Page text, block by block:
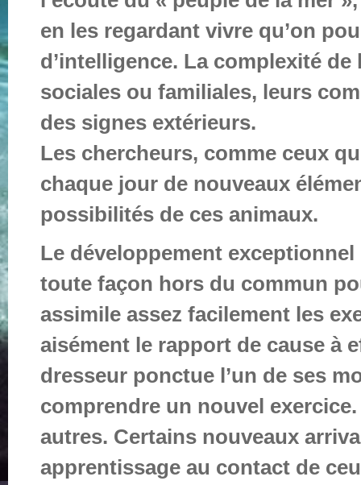
en les regardant vivre qu’on
d’intelligence. La complexité
sociales ou familiales, leurs
des signes extérieurs.
Les chercheurs, comme ceux
chaque jour de nouveaux
possibilités de ces animaux.
Le développement
toute façon hors du commun
assimile assez facilement les
aisément le rapport de cause à
dresseur ponctue l’un de ses
comprendre un nouvel
autres. Certains nouveaux
apprentissage au contact de